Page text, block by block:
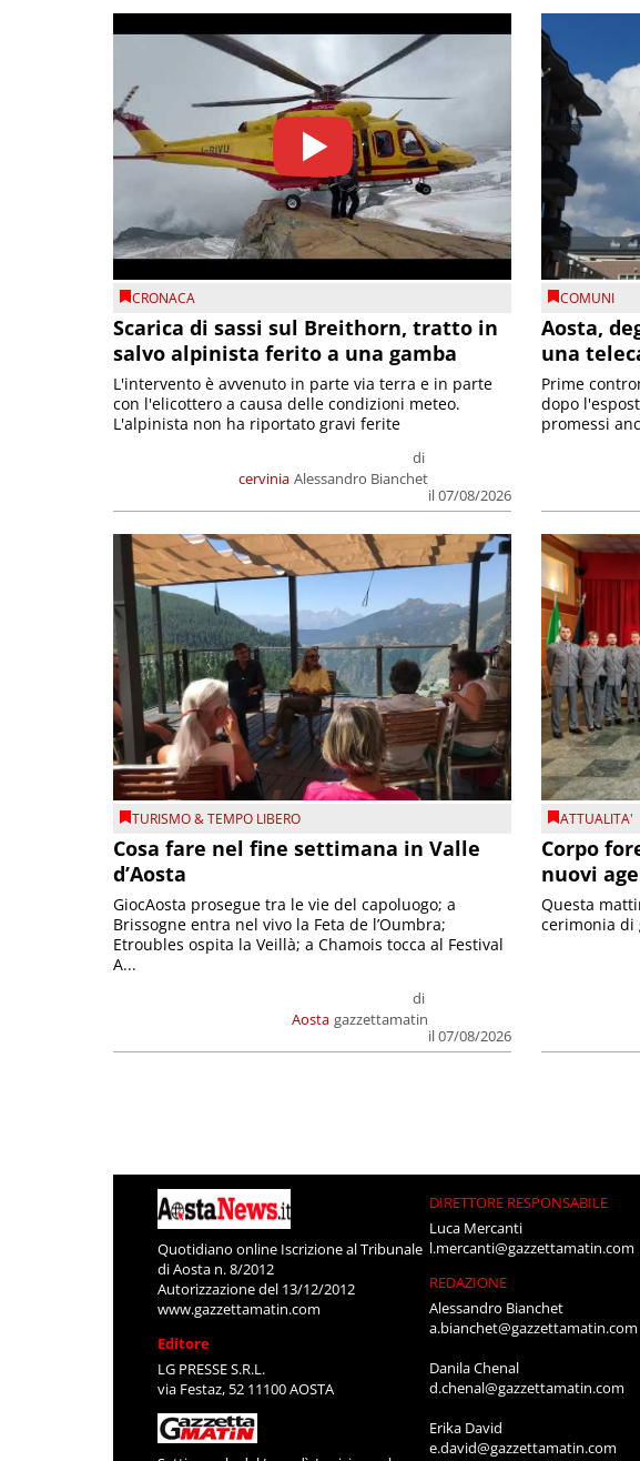
CRONACA
Scarica di sassi sul Breithorn, tratto in
salvo alpinista ferito a una gamba
cervinia
di
Alessandro Bianchet
il 07/08/2026
L'intervento è avvenuto in parte via terra e in parte
con l'elicottero a causa delle condizioni meteo.
L'alpinista non ha riportato gravi ferite
COMUNI
Aosta,
una
Prime
dopo
promessi
TURISMO & TEMPO LIBERO
Cosa fare nel fine settimana in Valle
d’Aosta
Aosta
di
gazzettamatin
il 07/08/2026
GiocAosta prosegue tra le vie del capoluogo; a
Brissogne entra nel vivo la Feta de l’Oumbra;
Etroubles ospita la Veillà; a Chamois tocca al Festival
A...
ATTUALITA'
Corpo
nuovi
Questa
cerimonia di
Quotidiano online Iscrizione al Tribunale
di Aosta n. 8/2012
Autorizzazione del 13/12/2012
www.gazzettamatin.com
Editore
LG PRESSE S.R.L.
via Festaz, 52 11100 AOSTA
DIRETTORE RESPONSABILE
Luca Mercanti
l.mercanti@gazzettamatin.com
REDAZIONE
Alessandro Bianchet
a.bianchet@gazzettamatin.com
Danila Chenal
d.chenal@gazzettamatin.com
Erika David
e.david@gazzettamatin.com